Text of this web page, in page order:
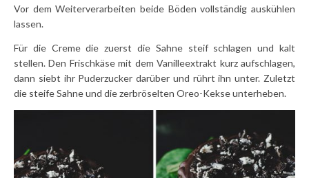
Vor dem Weiterverarbeiten beide Böden vollständig auskühlen
lassen.
Für die Creme die zuerst die Sahne steif schlagen und kalt
stellen. Den Frischkäse mit dem Vanilleextrakt kurz aufschlagen,
dann siebt ihr Puderzucker darüber und rührt ihn unter. Zuletzt
die steife Sahne und die zerbröselten Oreo-Kekse unterheben.